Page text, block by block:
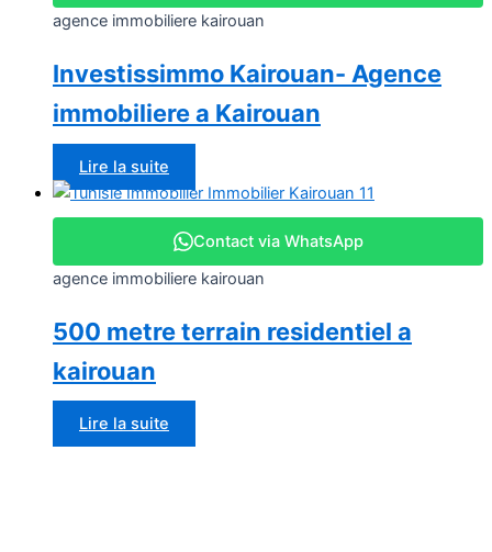
agence immobiliere kairouan
Investissimmo Kairouan- Agence
immobiliere a Kairouan
Lire la suite
Contact via WhatsApp
agence immobiliere kairouan
500 metre terrain residentiel a
kairouan
Lire la suite